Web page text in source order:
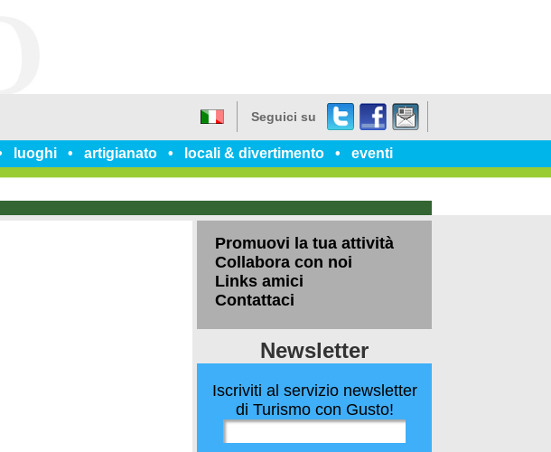
luoghi artigianato locali & divertimento eventi
Seguici su TwitterFacebook
un
Promuovi la tua attività
Collabora con noi
Links amici
Contattaci
Newsletter
Iscriviti al servizio newsletter
di Turismo con Gusto!